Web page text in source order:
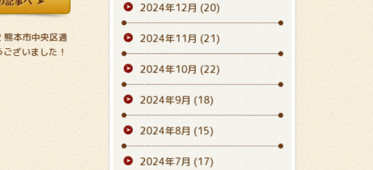
熊本市中央区通
ざいました！
2024年12月 (20)
2024年11月 (21)
2024年10月 (22)
2024年9月 (18)
2024年8月 (15)
2024年7月 (17)